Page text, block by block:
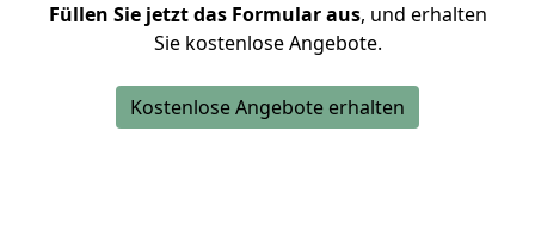
Füllen Sie jetzt das Formular aus, und erhalten
Sie kostenlose Angebote.
Kostenlose Angebote erhalten